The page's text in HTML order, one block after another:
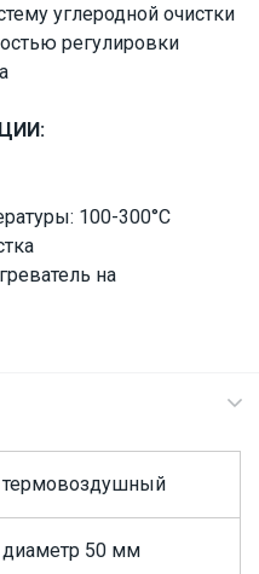
углеродной очистки
регулировки
100-300°C
на
термовоздушный
диаметр 50 мм